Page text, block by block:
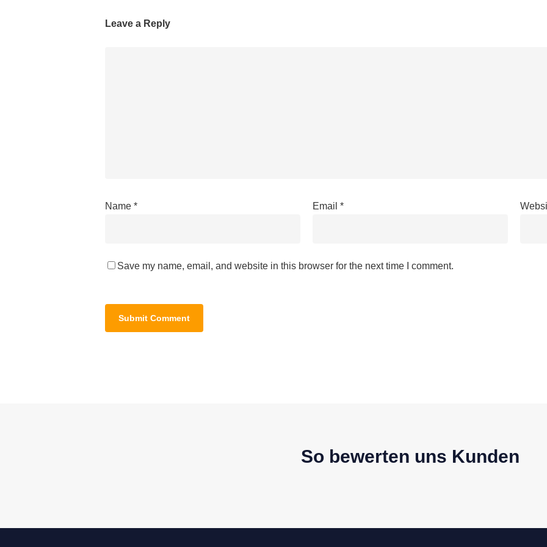
Leave a Reply
Name * Email *
Save my name, email, and website in this browser for the next time I comment.
So bewerten uns Kunden